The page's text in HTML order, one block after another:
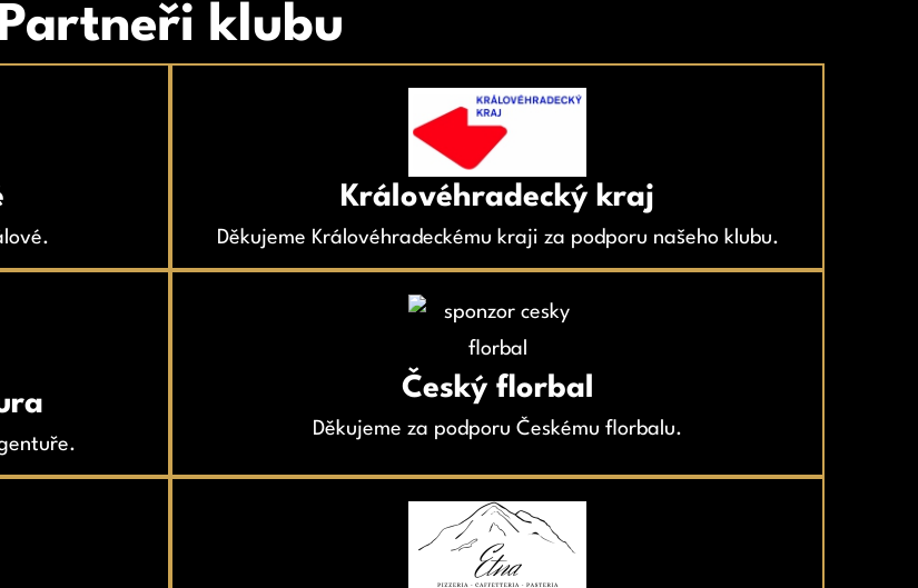
Partneři klubu
Královéhradecký kraj
Děkujeme Královéhradeckému kraji za podporu našeho klubu.
Český florbal
Děkujeme za podporu Českému florbalu.